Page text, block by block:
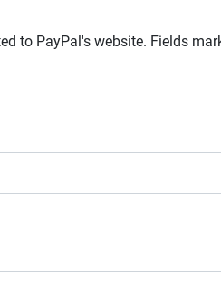
to PayPal's website. Fields